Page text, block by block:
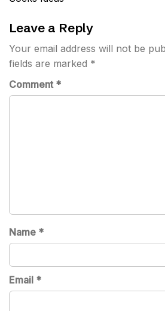
Leave a Reply
Your email address will not be
fields are marked *
Comment *
Name *
Email *